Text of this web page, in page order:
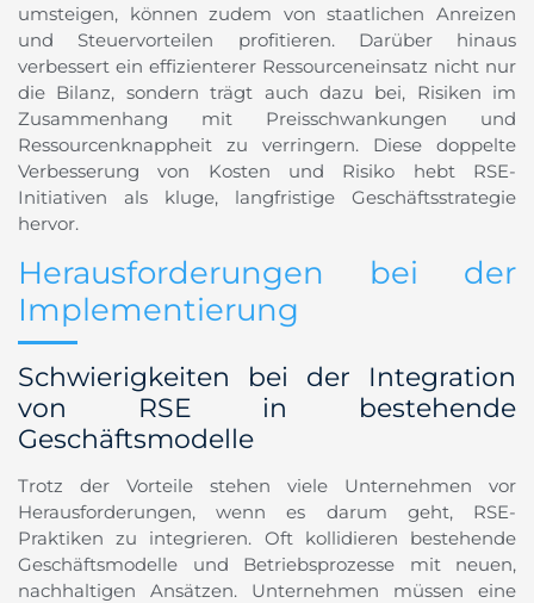
umsteigen, können zudem von staatlichen Anreizen
und Steuervorteilen profitieren. Darüber hinaus
verbessert ein effizienterer Ressourceneinsatz nicht nur
die Bilanz, sondern trägt auch dazu bei, Risiken im
Zusammenhang mit Preisschwankungen und
Ressourcenknappheit zu verringern. Diese doppelte
Verbesserung von Kosten und Risiko hebt RSE-
Initiativen als kluge, langfristige Geschäftsstrategie
hervor.
Herausforderungen bei der
Implementierung
Schwierigkeiten bei der Integration
von RSE in bestehende
Geschäftsmodelle
Trotz der Vorteile stehen viele Unternehmen vor
Herausforderungen, wenn es darum geht, RSE-
Praktiken zu integrieren. Oft kollidieren bestehende
Geschäftsmodelle und Betriebsprozesse mit neuen,
nachhaltigen Ansätzen. Unternehmen müssen eine